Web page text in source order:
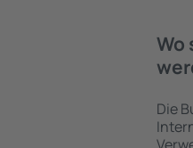
Wo
Die